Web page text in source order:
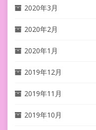
2020年3月
2020年2月
2020年1月
2019年12月
2019年11月
2019年10月